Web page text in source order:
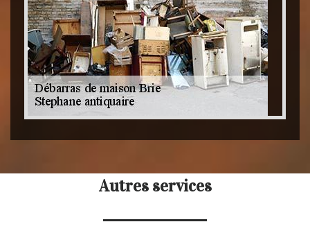
Autres services